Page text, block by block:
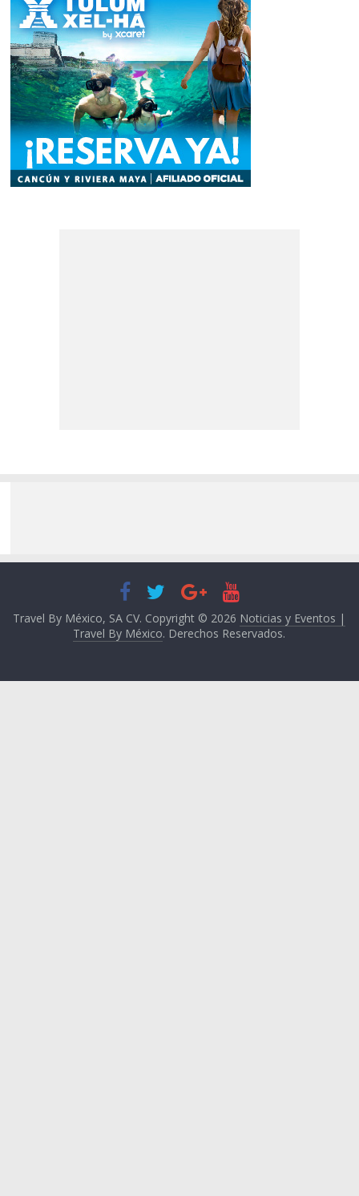
Travel By México, SA CV. Copyright © 2026 Noticias y Eventos |
Travel By México. Derechos Reservados.